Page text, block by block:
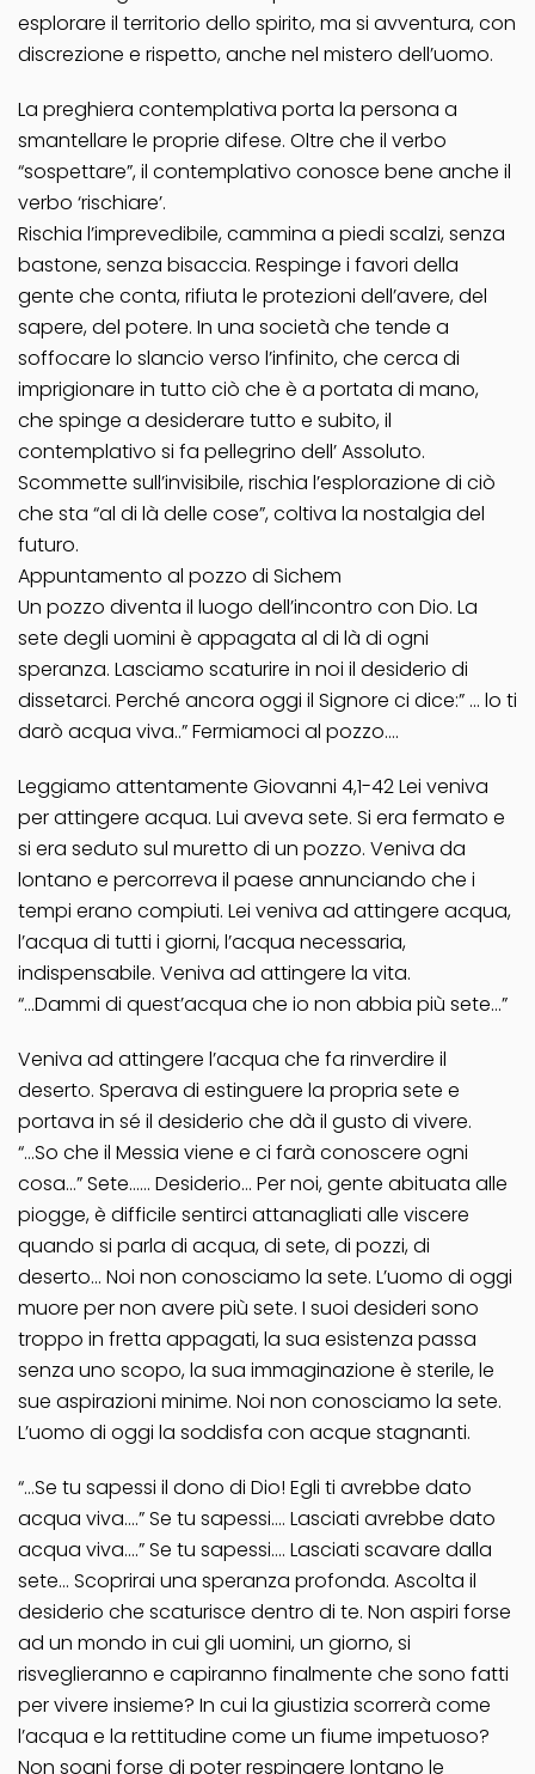
esplorare il territorio dello spirito, ma si avventura, con
discrezione e rispetto, anche nel mistero dell’uomo.
La preghiera contemplativa porta la persona a
smantellare le proprie difese. Oltre che il verbo
“sospettare”, il contemplativo conosce bene anche il
verbo ‘rischiare’.
Rischia l’imprevedibile, cammina a piedi scalzi, senza
bastone, senza bisaccia. Respinge i favori della
gente che conta, rifiuta le protezioni dell’avere, del
sapere, del potere. In una società che tende a
soffocare lo slancio verso l’infinito, che cerca di
imprigionare in tutto ciò che è a portata di mano,
che spinge a desiderare tutto e subito, il
contemplativo si fa pellegrino dell’ Assoluto.
Scommette sull’invisibile, rischia l’esplorazione di ciò
che sta “al di là delle cose”, coltiva la nostalgia del
futuro.
Appuntamento al pozzo di Sichem
Un pozzo diventa il luogo dell’incontro con Dio. La
sete degli uomini è appagata al di là di ogni
speranza. Lasciamo scaturire in noi il desiderio di
dissetarci. Perché ancora oggi il Signore ci dice:” … lo ti
darò acqua viva..” Fermiamoci al pozzo….
Leggiamo attentamente Giovanni 4,1-42 Lei veniva
per attingere acqua. Lui aveva sete. Si era fermato e
si era seduto sul muretto di un pozzo. Veniva da
lontano e percorreva il paese annunciando che i
tempi erano compiuti. Lei veniva ad attingere acqua,
l’acqua di tutti i giorni, l’acqua necessaria,
indispensabile. Veniva ad attingere la vita.
“…Dammi di quest’acqua che io non abbia più sete…”
Veniva ad attingere l’acqua che fa rinverdire il
deserto. Sperava di estinguere la propria sete e
portava in sé il desiderio che dà il gusto di vivere.
“…So che il Messia viene e ci farà conoscere ogni
cosa…” Sete…… Desiderio… Per noi, gente abituata alle
piogge, è difficile sentirci attanagliati alle viscere
quando si parla di acqua, di sete, di pozzi, di
deserto… Noi non conosciamo la sete. L’uomo di oggi
muore per non avere più sete. I suoi desideri sono
troppo in fretta appagati, la sua esistenza passa
senza uno scopo, la sua immaginazione è sterile, le
sue aspirazioni minime. Noi non conosciamo la sete.
L’uomo di oggi la soddisfa con acque stagnanti.
“…Se tu sapessi il dono di Dio! Egli ti avrebbe dato
acqua viva….” Se tu sapessi…. Lasciati avrebbe dato
acqua viva….” Se tu sapessi…. Lasciati scavare dalla
sete… Scoprirai una speranza profonda. Ascolta il
desiderio che scaturisce dentro di te. Non aspiri forse
ad un mondo in cui gli uomini, un giorno, si
risveglieranno e capiranno finalmente che sono fatti
per vivere insieme? In cui la giustizia scorrerà come
l’acqua e la rettitudine come un fiume impetuoso?
Non sogni forse di poter respingere lontano le